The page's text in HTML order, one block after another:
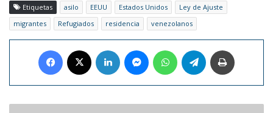
Etiquetas asilo EEUU Estados Unidos
Ley de Ajuste
migrantes
Refugiados residencia venezolanos
Facebook LinkedIn MessengerWhatsAppTelegram